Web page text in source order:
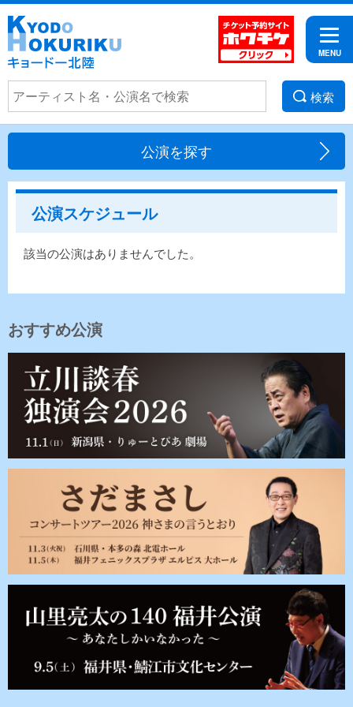
検索
公演を探す
公演スケジュール
該当の公演はありませんでした。
おすすめ公演